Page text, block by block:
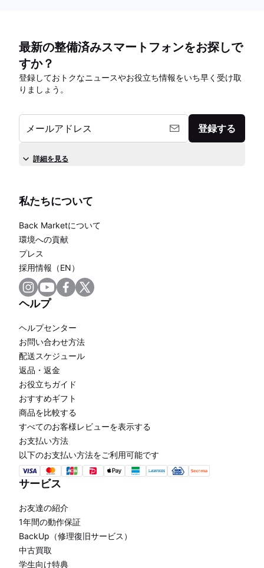
最新の整備済みスマートフォンをお探しで
すか？
登録しておトクなニュースやお役立ち情報をいち早く受け取
りましょう。
メールアドレス 登録する
詳細を見る
私たちについて
Back Marketについて
環境への貢献
プレス
採用情報（EN）
ヘルプ
ヘルプセンター
お問い合わせ方法
配送スケジュール
返品・返金
お役立ちガイド
おすすめギフト
商品を比較する
すべてのお客様レビューを表示する
お支払い方法
以下のお支払い方法をご利用可能です
サービス
お友達の紹介
1年間の動作保証
BackUp（修理復旧サービス）
中古買取
学生向け特典